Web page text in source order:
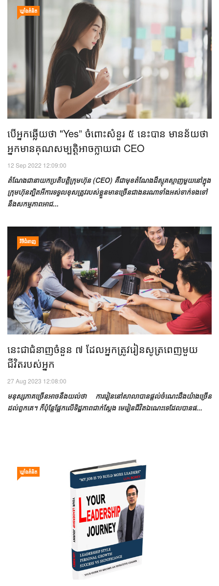
ឃ្លាំង​គំនិត
បើ​​អ្នក​ឆ្លើយ​ថា "Yes” ចំពោះ​សំនួរ​ ៥ ​នេះ​បាន មានន័យ​ថា​
អ្នក​មាន​គុណសម្បត្តិ​អាច​ក្លាយ​ជា CEO
12 Sep 2022 12:09:00
តំណែង​ជា​នាយក​ប្រតិបត្តិ​ក្រុមហ៊ុន (CEO) គឺ​ជា​មុខ​តំណែង​ដ៏​ស្មុគស្មាញ​មួយ​នៅ​ក្នុង​
ក្រុមហ៊ុន​ត្បិតអី​​ការ​ទទួលខុសត្រូវ​របស់​ខ្លួន​មាន​ច្រើន​ជាង​នរណា​ទាំងអស់​​ទាក់ទង​ទៅ​
នឹង​សកម្មភាព​អាជ...
វិថីជំនាញ
នេះ​ជា​ជំនាញ​ចំនួន ៧ ដែល​អ្នក​ត្រូវ​រៀនសូត្រ​​ពេញ​មួយ​
ជីវិត​របស់​អ្នក
27 Aug 2023 12:08:00
មនុស្ស​​ភាគច្រើន​អាច​នឹង​យល់​ថា ការ​រៀន​នៅ​សាលា​បាន​ផ្តល់​ចំណេះដឹង​យ៉ាងច្រើន​
ដល់​ពួកគេ។ ក៏ប៉ុន្តែ​ផ្អែក​លើ​ទិដ្ឋភាព​ជាក់ស្តែង មេរៀន​ជីវិត​ឯណេះ​ទេ​ដែល​​បាន​ផ...
ឃ្លាំង​គំនិត